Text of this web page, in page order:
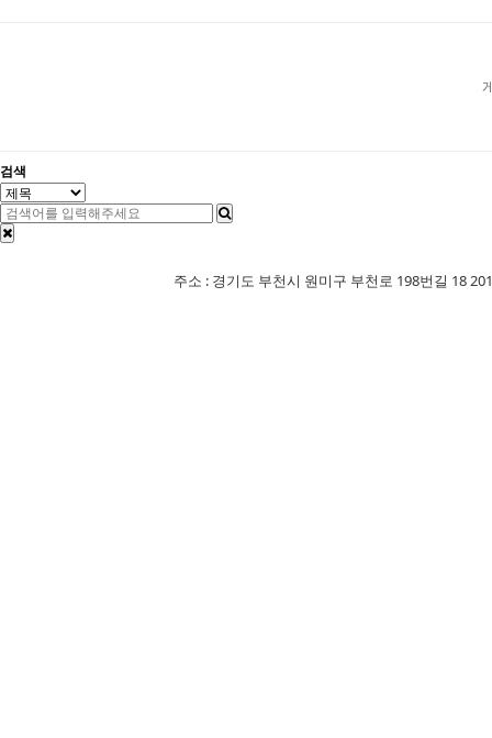
검색
주소 : 경기도 부천시 원미구 부천로 198번길